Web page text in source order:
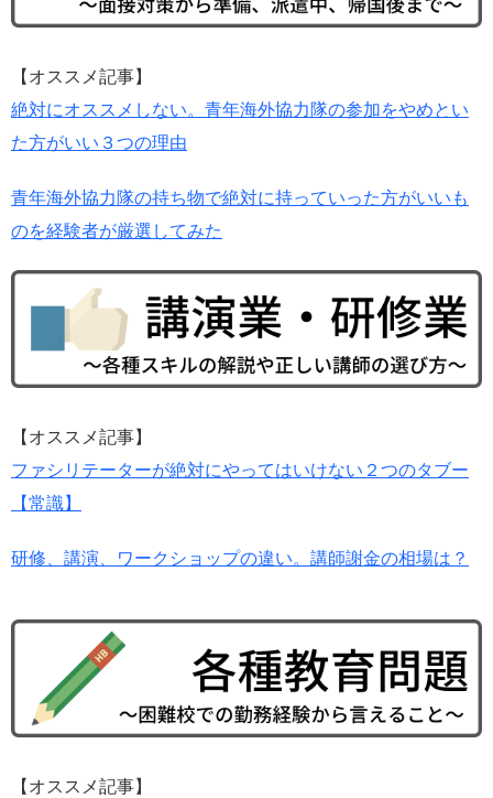
【オススメ記事】
絶対にオススメしない。青年海外協力隊の参加をやめとい
た方がいい３つの理由
青年海外協力隊の持ち物で絶対に持っていった方がいいも
のを経験者が厳選してみた
【オススメ記事】
ファシリテーターが絶対にやってはいけない２つのタブー
【常識】
研修、講演、ワークショップの違い。講師謝金の相場は？
【オススメ記事】